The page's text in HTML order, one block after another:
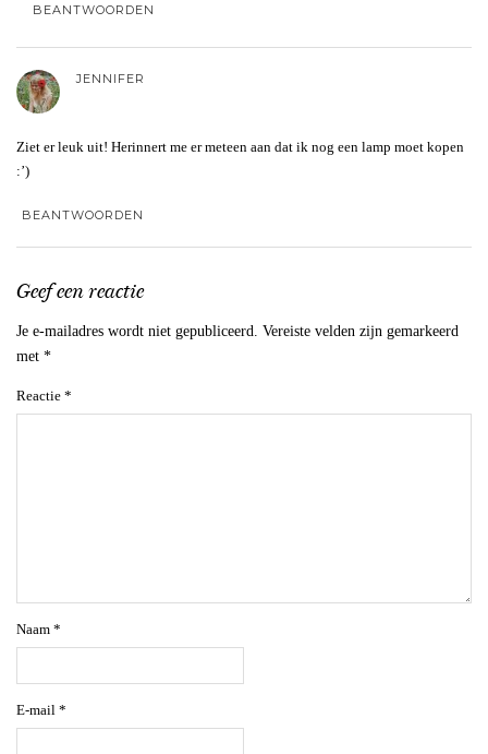
BEANTWOORDEN
JENNIFER
Ziet er leuk uit! Herinnert me er meteen aan dat ik nog een lamp moet kopen
:’)
BEANTWOORDEN
Geef een reactie
Je e-mailadres wordt niet gepubliceerd.
Vereiste velden zijn gemarkeerd
met *
Reactie *
Naam *
E-mail *